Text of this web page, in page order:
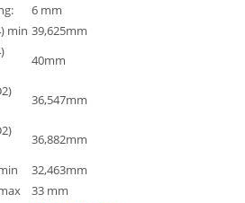
6 mm
min 39,625mm
40mm
36,547mm
36,882mm
32,463mm
33 mm